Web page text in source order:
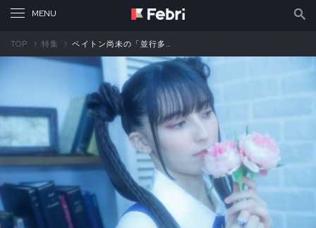
TOP 特集 ペイトン尚未の「並行多元ヒロインズ」第15回 「中二病」――それは誰しもが通る人生の通過儀礼（中編）